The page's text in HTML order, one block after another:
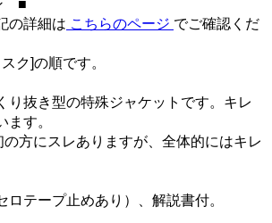
■
の詳細は こちらのページ でご確認くだ
ク]の順です。
り抜き型の特殊ジャケットです。キレ
ます。
方にスレありますが、全体的にはキレ
ロテープ止めあり）、解説書付。